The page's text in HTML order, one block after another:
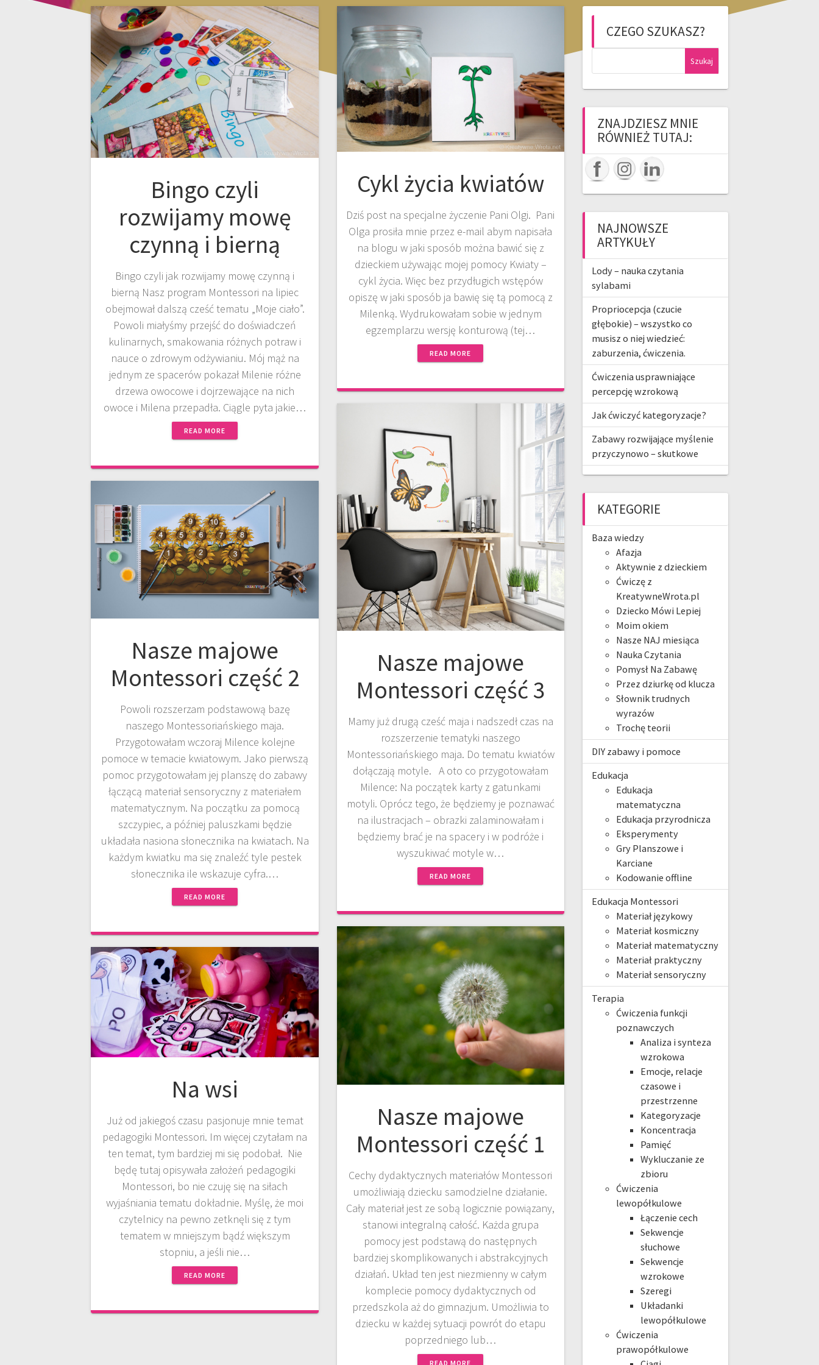
Bingo czyli
rozwijamy mowę
czynną i bierną
Bingo czyli jak rozwijamy mowę czynną i
bierną Nasz program Montessori na lipiec
obejmował dalszą cześć tematu „Moje ciało”.
Powoli miałyśmy przejść do doświadczeń
kulinarnych, smakowania różnych potraw i
nauce o zdrowym odżywianiu. Mój mąż na
jednym ze spacerów pokazał Milenie różne
drzewa owocowe i dojrzewające na nich
owoce i Milena przepadła. Ciągle pyta jakie…
READ MORE
Cykl życia kwiatów
Dziś post na specjalne życzenie Pani Olgi. Pani
Olga prosiła mnie przez e-mail abym napisała
na blogu w jaki sposób można bawić się z
dzieckiem używając mojej pomocy Kwiaty –
cykl życia. Więc bez przydługich wstępów
opiszę w jaki sposób ja bawię się tą pomocą z
Milenką. Wydrukowałam sobie w jednym
egzemplarzu wersję konturową (tej…
READ MORE
Nasze majowe
Montessori część 3
Mamy już drugą cześć maja i nadszedł czas na
rozszerzenie tematyki naszego
Montessoriańskiego maja. Do tematu kwiatów
dołączają motyle. A oto co przygotowałam
Milence: Na początek karty z gatunkami
motyli. Oprócz tego, że będziemy je poznawać
na ilustracjach – obrazki zalaminowałam i
będziemy brać je na spacery i w podróże i
wyszukiwać motyle w…
READ MORE
Nasze majowe
Montessori część 2
Powoli rozszerzam podstawową bazę
naszego Montessoriańskiego maja.
Przygotowałam wczoraj Milence kolejne
pomoce w temacie kwiatowym. Jako pierwszą
pomoc przygotowałam jej planszę do zabawy
łączącą materiał sensoryczny z materiałem
matematycznym. Na początku za pomocą
szczypiec, a później paluszkami będzie
układała nasiona słonecznika na kwiatach. Na
każdym kwiatku ma się znaleźć tyle pestek
słonecznika ile wskazuje cyfra.…
READ MORE
Nasze majowe
Montessori część 1
Cechy dydaktycznych materiałów Montessori
umożliwiają dziecku samodzielne działanie.
Cały materiał jest ze sobą logicznie powiązany,
stanowi integralną całość. Każda grupa
pomocy jest podstawą do następnych
bardziej skomplikowanych i abstrakcyjnych
działań. Układ ten jest niezmienny w całym
komplecie pomocy dydaktycznych od
przedszkola aż do gimnazjum. Umożliwia to
dziecku w każdej sytuacji powrót do etapu
poprzedniego lub…
READ MORE
Na wsi
Już od jakiegoś czasu pasjonuje mnie temat
pedagogiki Montessori. Im więcej czytałam na
ten temat, tym bardziej mi się podobał. Nie
będę tutaj opisywała założeń pedagogiki
Montessori, bo nie czuję się na siłach
wyjaśniania tematu dokładnie. Myślę, że moi
czytelnicy na pewno zetknęli się z tym
tematem w mniejszym bądź większym
stopniu, a jeśli nie…
READ MORE
CZEGO SZUKASZ?
ZNAJDZIESZ MNIE
RÓWNIEŻ TUTAJ:
NAJNOWSZE
ARTYKUŁY
Lody – nauka czytania
sylabami
Propriocepcja (czucie
głębokie) – wszystko co
musisz o niej wiedzieć:
zaburzenia, ćwiczenia.
Ćwiczenia usprawniające
percepcję wzrokową
Jak ćwiczyć kategoryzacje?
Zabawy rozwijające myślenie
przyczynowo – skutkowe
KATEGORIE
Baza wiedzy
Afazja
Aktywnie z dzieckiem
Ćwiczę z
KreatywneWrota.pl
Dziecko Mówi Lepiej
Moim okiem
Nasze NAJ miesiąca
Nauka Czytania
Pomysł Na Zabawę
Przez dziurkę od klucza
Słownik trudnych
wyrazów
Trochę teorii
DIY zabawy i pomoce
Edukacja
Edukacja
matematyczna
Edukacja przyrodnicza
Eksperymenty
Gry Planszowe i
Karciane
Kodowanie offline
Edukacja Montessori
Materiał językowy
Materiał kosmiczny
Materiał matematyczny
Materiał praktyczny
Materiał sensoryczny
Terapia
Ćwiczenia funkcji
poznawczych
Analiza i synteza
wzrokowa
Emocje, relacje
czasowe i
przestrzenne
Kategoryzacje
Koncentracja
Pamięć
Wykluczanie ze
zbioru
Ćwiczenia
lewopółkulowe
Łączenie cech
Sekwencje
słuchowe
Sekwencje
wzrokowe
Szeregi
Układanki
lewopółkulowe
Ćwiczenia
prawopółkulowe